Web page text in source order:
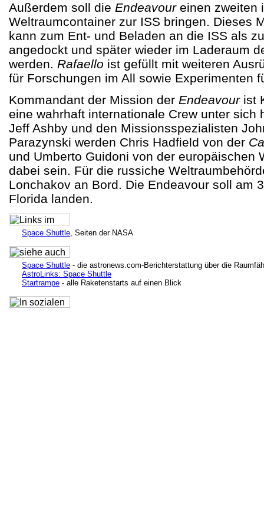
Außerdem soll die Endeavoureinen zweiten
Weltraumcontainer zur ISS bringen. Dieses
kann zum Ent- und Beladen an die ISS als
angedockt und später wieder im Laderaum
werden. Rafaello ist gefüllt mit weiteren
für Forschungen im All sowie Experimenten
Kommandant der Mission der Endeavourist
eine wahrhaft internationale Crew unter sich
Jeff Ashby und den Missionsspezialisten
Parazynski werden Chris Hadfield von der
und Umberto Guidoni von der europäischen
dabei sein. Für die russiche
Lonchakov an Bord. Die Endeavour soll am
Florida landen.
Space Shuttle, Seiten der NASA
Space Shuttle - die astronews.com-Berichterstattung über die
AstroLinks: Space Shuttle
Startrampe - alle Raketenstarts auf einen Blick